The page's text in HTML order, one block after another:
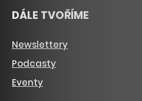
DÁLE TVOŘÍME
Newslettery
Podcasty
Eventy